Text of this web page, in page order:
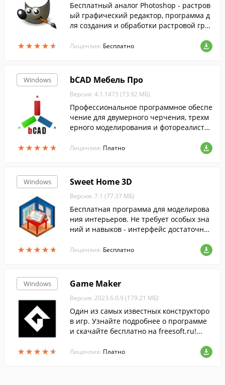
★★★★★
★★★★★
Бесплатный аналог Photoshop - растров
ый графический редактор, программа д
ля создания и обработки растровой гра
векторной графикой....
Лицензия: Бесплатно
Windows
★★★★★
★★★★★
bCAD Мебель Про
Версия: 4.1.1473 (73.92 МБ)
Профессиональное программное обеспе
чение для двумерного черчения, трехм
ерного моделирования и фотореалисти
предназначена для моделирования меб
Лицензия: Платно
Windows
★★★★★
★★★★★
Sweet Home 3D
Версия: 7.1 (77.37 МБ)
Бесплатная программа для моделирова
ния интерьеров. Не требует особых зна
ний и навыков - интерфейс достаточно
яд нагруженным.
Лицензия: Бесплатно
Windows
★★★★★
★★★★★
Game Maker
Версия: 2023.6.0.9 (179.21 МБ)
Один из самых известных конструкторо
в игр. Узнайте подробнее о программе
и скачайте бесплатно на freesoft.ru!...
Лицензия: Платно